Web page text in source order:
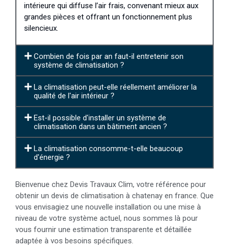
intérieure qui diffuse l’air frais, convenant mieux aux
grandes pièces et offrant un fonctionnement plus
silencieux.
Combien de fois par an faut-il entretenir son
système de climatisation ?
La climatisation peut-elle réellement améliorer la
qualité de l'air intérieur ?
Est-il possible d'installer un système de
climatisation dans un bâtiment ancien ?
La climatisation consomme-t-elle beaucoup
d'énergie ?
Bienvenue chez Devis Travaux Clim, votre référence pour
obtenir un devis de climatisation à chatenay en france. Que
vous envisagiez une nouvelle installation ou une mise à
niveau de votre système actuel, nous sommes là pour
vous fournir une estimation transparente et détaillée
adaptée à vos besoins spécifiques.